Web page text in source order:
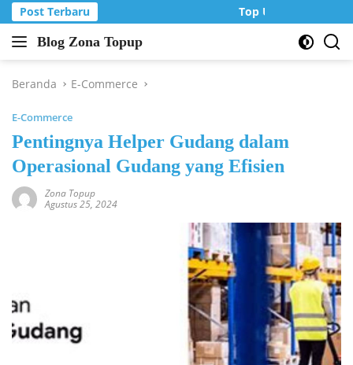
Langsung
ke
konten
Post Terbaru Top Up Murah di
Blog Zona Topup
Tips
Trik
game
online
Beranda E-Commerce
E-Commerce
Pentingnya Helper Gudang dalam
Operasional Gudang yang Efisien
Zona Topup
Agustus 25, 2024